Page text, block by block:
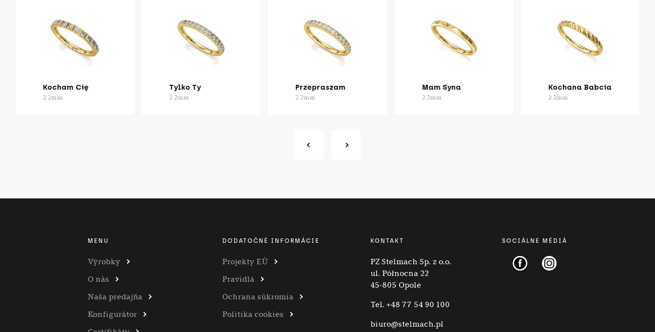
Kocham Cię
2.2mm
Tylko Ty
2.2mm
Przepraszam
2.2mm
Mam Syna
2.2mm
Kochana Babcia
2.2mm
MENU
Výrobky
O nás
Naša predajňa
Konfigurátor
DODATOČNÉ INFORMÁCIE
Projekty EÚ
Pravidlá
Ochrana súkromia
Politika cookies
KONTAKT
PZ Stelmach Sp. z o.o.
ul. Północna 22
45-805 Opole
Tel. +48 77 54 90 100
biuro@stelmach.pl
SOCIÁLNE MÉDIÁ